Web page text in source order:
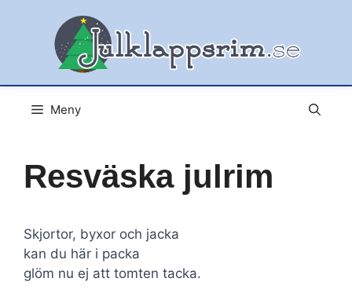
Meny
Resväska julrim
Skjortor, byxor och jacka
kan du här i packa
glöm nu ej att tomten tacka.